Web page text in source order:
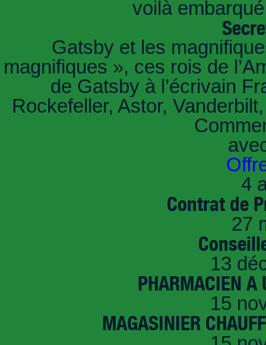
voilà
Gatsby et les
magnifiques », ces rois de
de Gatsby à l’écrivain
Rockefeller, Astor,
4
Contrat de
27
13
PHARMACIEN A
15
MAGASINIER